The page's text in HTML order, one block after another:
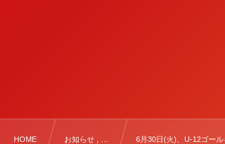
HOME お知らせ , … 6月30日(火)、U-12ゴー